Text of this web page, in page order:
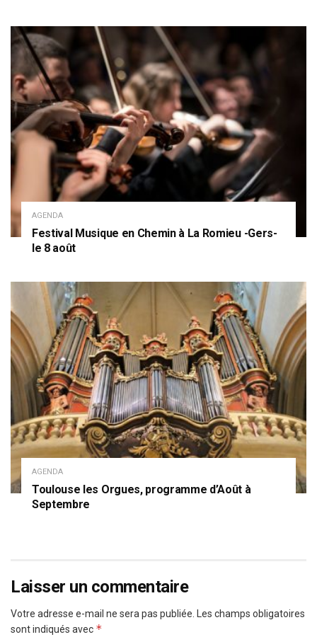
AGENDA
Festival Musique en Chemin à La Romieu -Gers-
le 8 août
AGENDA
Toulouse les Orgues, programme d’Août à
Septembre
Laisser un commentaire
Votre adresse e-mail ne sera pas publiée. Les champs obligatoires
sont indiqués avec *